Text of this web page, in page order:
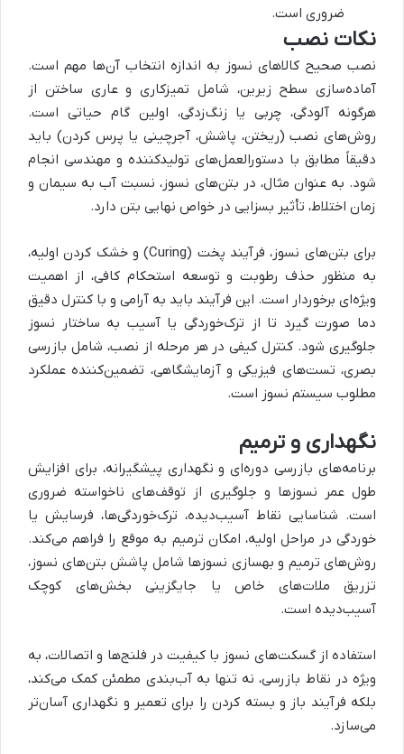
ضروری است.
نکات نصب
نصب صحیح کالاهای نسوز به اندازه انتخاب آن‌ها مهم است.
آماده‌سازی سطح زیرین، شامل تمیزکاری و عاری ساختن از
هرگونه آلودگی، چربی یا زنگ‌زدگی، اولین گام حیاتی است.
روش‌های نصب (ریختن، پاشش، آجرچینی یا پرس کردن) باید
دقیقاً مطابق با دستورالعمل‌های تولیدکننده و مهندسی انجام
شود. به عنوان مثال، در بتن‌های نسوز، نسبت آب به سیمان و
زمان اختلاط، تأثیر بسزایی در خواص نهایی بتن دارد.
برای بتن‌های نسوز، فرآیند پخت (Curing) و خشک کردن اولیه،
به منظور حذف رطوبت و توسعه استحکام کافی، از اهمیت
ویژه‌ای برخوردار است. این فرآیند باید به آرامی و با کنترل دقیق
دما صورت گیرد تا از ترک‌خوردگی یا آسیب به ساختار نسوز
جلوگیری شود. کنترل کیفی در هر مرحله از نصب، شامل بازرسی
بصری، تست‌های فیزیکی و آزمایشگاهی، تضمین‌کننده عملکرد
مطلوب سیستم نسوز است.
نگهداری و ترمیم
برنامه‌های بازرسی دوره‌ای و نگهداری پیشگیرانه، برای افزایش
طول عمر نسوزها و جلوگیری از توقف‌های ناخواسته ضروری
است. شناسایی نقاط آسیب‌دیده، ترک‌خوردگی‌ها، فرسایش یا
خوردگی در مراحل اولیه، امکان ترمیم به موقع را فراهم می‌کند.
روش‌های ترمیم و بهسازی نسوزها شامل پاشش بتن‌های نسوز،
تزریق ملات‌های خاص یا جایگزینی بخش‌های کوچک
آسیب‌دیده است.
استفاده از گسکت‌های نسوز با کیفیت در فلنج‌ها و اتصالات، به
ویژه در نقاط بازرسی، نه تنها به آب‌بندی مطمئن کمک می‌کند،
بلکه فرآیند باز و بسته کردن را برای تعمیر و نگهداری آسان‌تر
می‌سازد.